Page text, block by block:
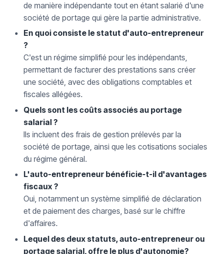
de manière indépendante tout en étant salarié d'une
société de portage qui gère la partie administrative.
En quoi consiste le statut d'auto-entrepreneur
?
C'est un régime simplifié pour les indépendants,
permettant de facturer des prestations sans créer
une société, avec des obligations comptables et
fiscales allégées.
Quels sont les coûts associés au portage
salarial ?
Ils incluent des frais de gestion prélevés par la
société de portage, ainsi que les cotisations sociales
du régime général.
L'auto-entrepreneur bénéficie-t-il d'avantages
fiscaux ?
Oui, notamment un système simplifié de déclaration
et de paiement des charges, basé sur le chiffre
d'affaires.
Lequel des deux statuts, auto-entrepreneur ou
portage salarial, offre le plus d'autonomie?